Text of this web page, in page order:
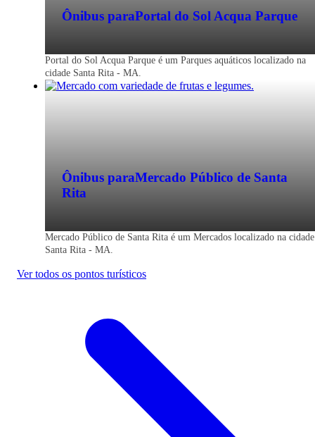
Ônibus paraPortal do Sol Acqua Parque
Portal do Sol Acqua Parque é um Parques aquáticos localizado na
cidade Santa Rita - MA.
Ônibus paraMercado Público de Santa
Rita
Mercado Público de Santa Rita é um Mercados localizado na cidade
Santa Rita - MA.
Ver todos os pontos turísticos